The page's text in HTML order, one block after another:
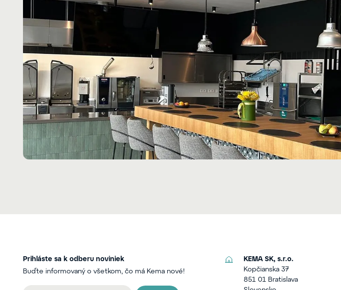
Prihláste sa k odberu noviniek
Buďte informovaný o všetkom, čo má Kema nové!
KEMA SK, s.r.o.
Kopčianska 37
851 01 Bratislava